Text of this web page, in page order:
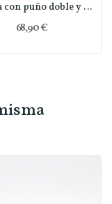
Camisa con puño doble y slim fit
68,90 €